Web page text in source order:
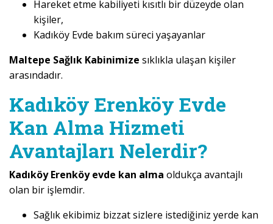
Hareket etme kabiliyeti kısıtlı bir düzeyde olan
kişiler,
Kadıköy Evde bakım süreci yaşayanlar
Maltepe Sağlık Kabinimize sıklıkla ulaşan kişiler
arasındadır.
Kadıköy Erenköy Evde
Kan Alma Hizmeti
Avantajları Nelerdir?
Kadıköy Erenköy evde kan alma oldukça avantajlı
olan bir işlemdir.
Sağlık ekibimiz bizzat sizlere istediğiniz yerde kan